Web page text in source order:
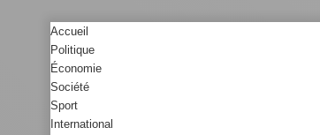
Accueil
Politique
Économie
Société
Sport
International